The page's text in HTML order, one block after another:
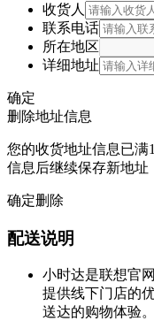
收货人
联系电话
所在地区
详细地址
确定
删除地址信息
您的收货地址信息已满
信息后继续保存新地址
确定删除
配送说明
小时达是联想官
提供线下门店的
送达的购物体验。